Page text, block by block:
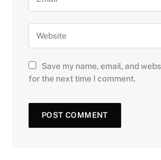
Save my name, email, and
for the next time I comment.